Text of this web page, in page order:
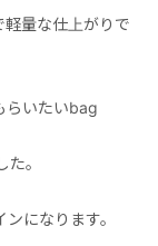
量な仕上がりで
らいたいbag
。
になります。